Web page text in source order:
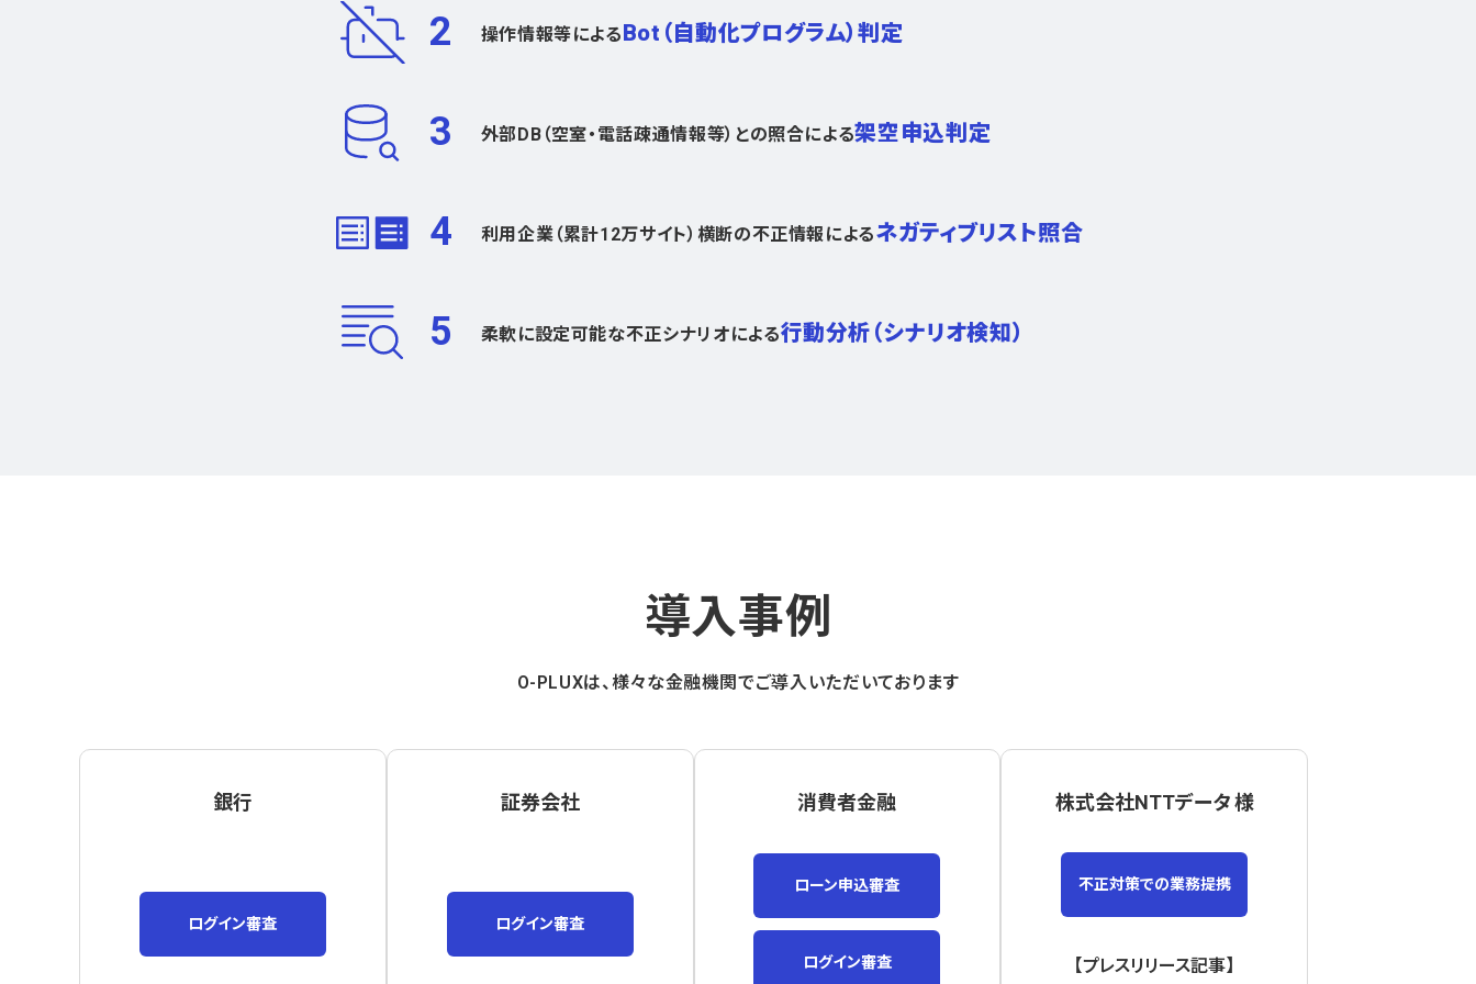
2 操作情報等によるBot（自動化プログラム）判定
3 外部DB（空室・電話疎通情報等）との照合による架空申込判定
4 利用企業（累計12万サイト）横断の不正情報によるネガティブリスト照合
5 柔軟に設定可能な不正シナリオによる行動分析（シナリオ検知）
導入事例
O-PLUXは、様々な金融機関でご導入いただいております
銀行
ログイン審査
証券会社
ログイン審査
消費者金融
ローン申込審査
ログイン審査
株式会社NTTデータ 様
不正対策での業務提携
【プレスリリース記事】